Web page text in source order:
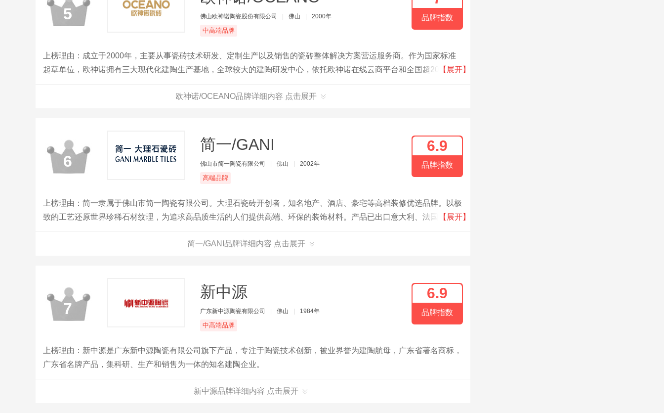
5 佛山欧神诺陶瓷股份有限公司 佛山 2000年
中高端品牌
品牌指数
上榜理由：成立于2000年，主要从事瓷砖技术研发、定制生产以及销售的瓷砖整体解决方案营运服务商。作为国家标准
起草单位，欧神诺拥有三大现代化建陶生产基地，全球较大的建陶研发中心，依托欧神诺在线云商平台和全国超2000家
【展开】
欧神诺/OCEANO品牌详细内容 点击展开
6
简一/GANI
佛山市简一陶瓷有限公司 佛山 2002年
高端品牌
6.9
品牌指数
上榜理由：简一隶属于佛山市简一陶瓷有限公司。大理石瓷砖开创者，知名地产、酒店、豪宅等高档装修优选品牌。以极
致的工艺还原世界珍稀石材纹理，为追求高品质生活的人们提供高端、环保的装饰材料。产品已出口意大利、法国等60多
酒店、迪拜侯爵万豪酒店、万科地产、招商地产、绿城地产、银泰地产等各类大型高端项目。
【展开】
简一/GANI品牌详细内容 点击展开
7
新中源
广东新中源陶瓷有限公司 佛山 1984年
中高端品牌
6.9
品牌指数
上榜理由：新中源是广东新中源陶瓷有限公司旗下产品，专注于陶瓷技术创新，被业界誉为建陶航母，广东省著名商标，
广东省名牌产品，集科研、生产和销售为一体的知名建陶企业。
新中源品牌详细内容 点击展开